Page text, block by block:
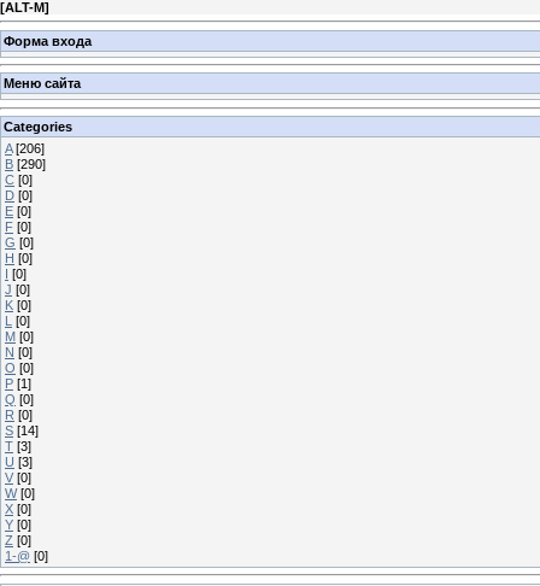
[ALT-M]
Форма входа
Меню сайта
Categories
A [206]
B [290]
C [0]
D [0]
E [0]
F [0]
G [0]
H [0]
I [0]
J [0]
K [0]
L [0]
M [0]
N [0]
O [0]
P [1]
Q [0]
R [0]
S [14]
T [3]
U [3]
V [0]
W [0]
X [0]
Y [0]
Z [0]
1-@ [0]